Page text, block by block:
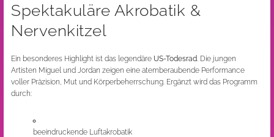
Spektakuläre Akrobatik &
Nervenkitzel
Ein besonderes Highlight ist das legendäre US-Todesrad . Die jungen
Artisten Miguel und Jordan zeigen eine atemberaubende Performance
voller Präzision, Mut und Körperbeherrschung. Ergänzt wird das Programm
durch:
beeindruckende Luftakrobatik